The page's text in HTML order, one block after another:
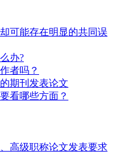
可能存在明显的共同误
办?
者吗？
期刊发表论文
看哪些方面？
高级职称论文发表要求